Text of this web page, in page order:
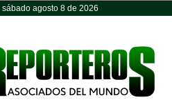
sábado agosto 8 de 2026
Opinión Política